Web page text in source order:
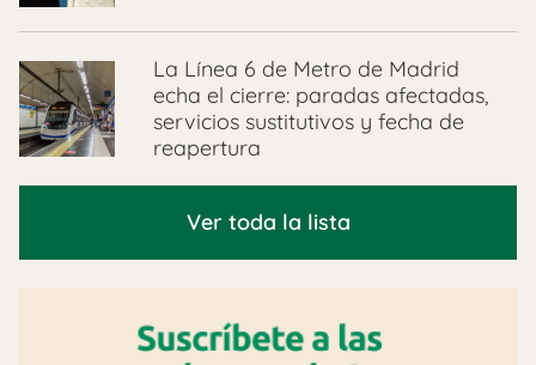
La Línea 6 de Metro de Madrid
echa el cierre: paradas afectadas,
servicios sustitutivos y fecha de
reapertura
Ver toda la lista